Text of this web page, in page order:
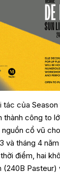
của Season
thành công to
cổ vũ
và tháng 4
điểm, hai
(240B Pasteur)